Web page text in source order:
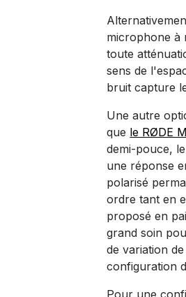
microphone à
toute
sens de
bruit capture
Une autre
que le RØDE
demi-pouce,
une réponse
polarisé
ordre tant en
proposé en
grand soin
de variation
configuration
Pour une